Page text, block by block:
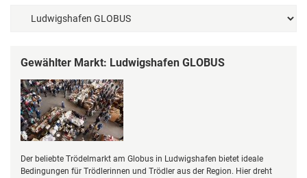
Gewählter Markt: Ludwigshafen GLOBUS
Der beliebte Trödelmarkt am Globus in Ludwigshafen bietet ideale
Bedingungen für Trödlerinnen und Trödler aus der Region. Hier dreht